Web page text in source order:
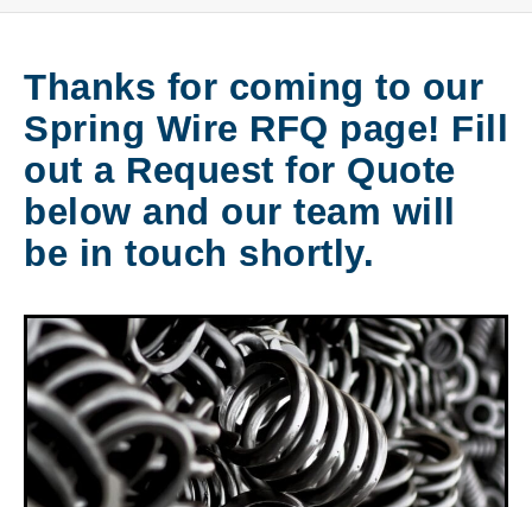
Thanks for coming to our
Spring Wire RFQ page! Fill
out a Request for Quote
below and our team will
be in touch shortly.